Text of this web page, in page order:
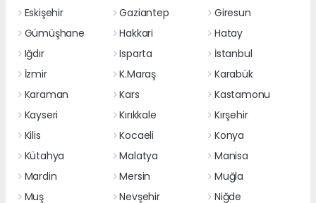
Eskişehir
Gaziantep
Giresun
Gümüşhane
Hakkari
Hatay
Iğdır
Isparta
İstanbul
İzmir
K.Maraş
Karabük
Karaman
Kars
Kastamonu
Kayseri
Kırıkkale
Kırşehir
Kilis
Kocaeli
Konya
Kütahya
Malatya
Manisa
Mardin
Mersin
Muğla
Muş
Nevşehir
Niğde